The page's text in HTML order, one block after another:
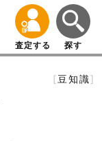
査定する 探す
[豆知識]